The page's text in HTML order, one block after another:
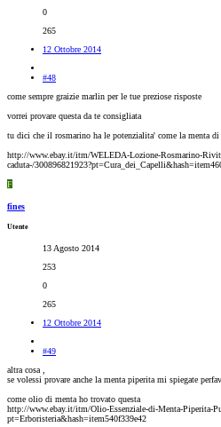
0
265
12 Ottobre 2014
#48
come sempre graizie marlin per le tue preziose risposte
vorrei provare questa da te consigliata
tu dici che il rosmarino ha le potenzialita' come la menta
http://www.ebay.it/itm/WELEDA-Lozione-Rosmarino-
caduta-/
F
fines
Utente
13 Agosto 2014
253
0
265
12 Ottobre 2014
#49
altra cosa ,
se volessi provare anche la menta piperita mi spiegate
come olio di menta ho trovato questa
http://www.ebay.it/itm/Olio-Essenziale-di-Menta-Piperita-
pt=Erboristeria&hash=item540f339e42